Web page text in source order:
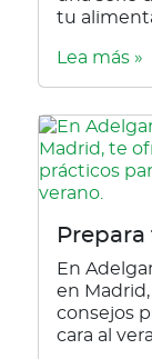
tu
Lea más »
En
en
consejos
cara al